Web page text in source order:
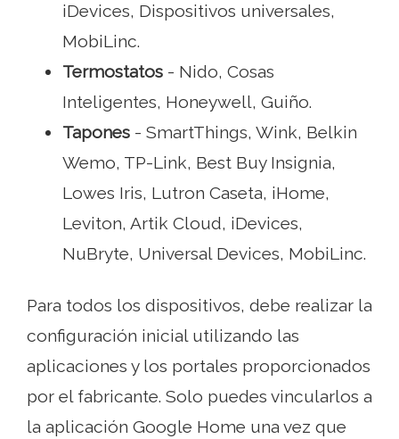
iDevices, Dispositivos universales,
MobiLinc.
Termostatos - Nido, Cosas
Inteligentes, Honeywell, Guiño.
Tapones - SmartThings, Wink, Belkin
Wemo, TP-Link, Best Buy Insignia,
Lowes Iris, Lutron Caseta, iHome,
Leviton, Artik Cloud, iDevices,
NuBryte, Universal Devices, MobiLinc.
Para todos los dispositivos, debe realizar la
configuración inicial utilizando las
aplicaciones y los portales proporcionados
por el fabricante. Solo puedes vincularlos a
la aplicación Google Home una vez que